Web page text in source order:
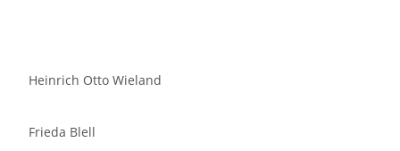
Heinrich Otto Wieland
Frieda Blell